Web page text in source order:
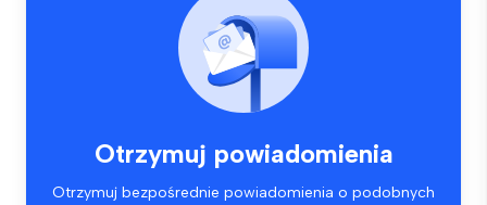
Otrzymuj powiadomienia
Otrzymuj bezpośrednie powiadomienia o podobnych